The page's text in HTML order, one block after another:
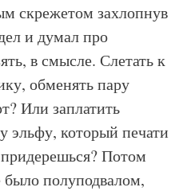
скрежетом захлопнув
и думал про
в смысле. Слетать к
обменять пару
Или заплатить
эльфу, который печати
Потом
полуподвалом,